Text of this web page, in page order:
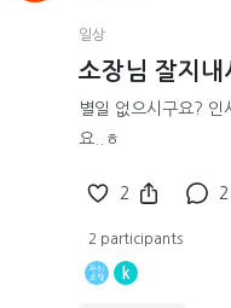
일상
소장님 잘지내
별일 없으시구요? 인
요..ㅎ
2 2
2 participants
k